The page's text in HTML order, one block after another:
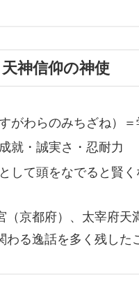
神信仰の神使
がわらのみちざね）
就・誠実さ・忍耐力
して頭をなでると賢
京都府）、太宰府天
る逸話を多く残した